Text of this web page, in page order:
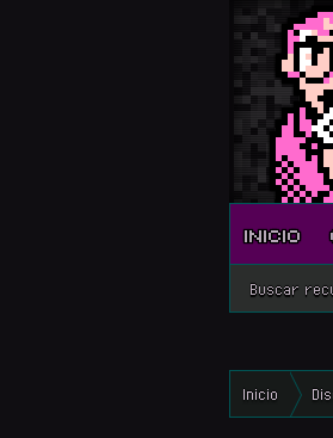
INICIO
Buscar
Inicio